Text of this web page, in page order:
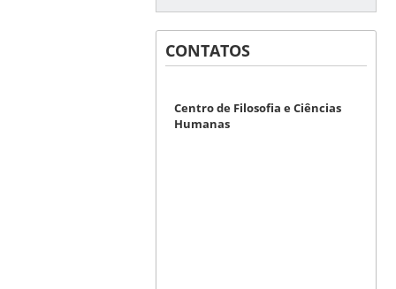
CONTATOS
Centro de Filosofia e Ciências
Humanas